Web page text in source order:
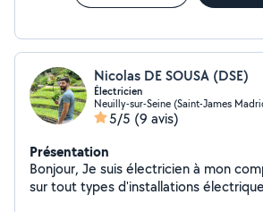
Nicolas DE SOUSA (DSE)
Électricien
Neuilly-sur-Seine (Saint-James
5/5 (9 avis)
Présentation
Bonjour, Je suis électricien à mon compte, j'interviens
sur tout types d'installations